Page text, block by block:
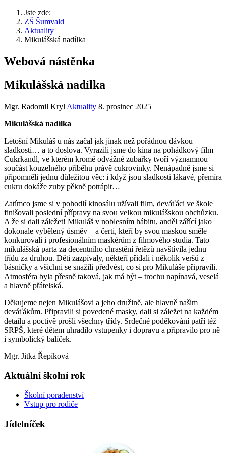
Jste zde:
ZŠ Šumvald
Aktuality
Mikulášská nadílka
Webová nástěnka
Mikulášská nadílka
Mgr. Radomil Kryl Aktuality 8. prosinec 2025
Mikulášská nadílka
Letošní Mikuláš u nás začal jak jinak než pořádnou dávkou
sladkosti… a to doslova. Vyrazili jsme do kina na pohádkový film
Cukrkandl, ve kterém kromě odvážné zubařky tvoří významnou
součást kouzelného příběhu právě cukrovinky. Nenápadně jsme si
připomněli jednu důležitou věc: i když jsou sladkosti lákavé, přemíra
cukru dokáže zuby pěkně potrápit…
Zatímco jsme si v pohodlí kinosálu užívali film, deváťáci ve škole
finišovali poslední přípravy na svou velkou mikulášskou obchůzku.
A že si dali záležet! Mikuláš v noblesním hábitu, anděl zářící jako
dokonale vybělený úsměv – a čerti, kteří by svou maskou směle
konkurovali i profesionálním maskérům z filmového studia. Tato
mikulášská parta za decentního chrastění řetězů navštívila jednu
třídu za druhou. Děti zazpívaly, někteří přidali i několik veršů z
básničky a všichni se snažili předvést, co si pro Mikuláše připravili.
Atmosféra byla přesně taková, jak má být – trochu napínavá, veselá
a hlavně přátelská.
Děkujeme nejen Mikulášovi a jeho družině, ale hlavně našim
deváťákům. Připravili si povedené masky, dali si záležet na každém
detailu a poctivě prošli všechny třídy. Srdečné poděkování patří též
SRPŠ, které dětem uhradilo vstupenky i dopravu a připravilo pro ně
i symbolický balíček.
Mgr. Jitka Řepíková
Aktuální školní rok
Školní poradenství
Vstup pro rodiče
Jídelníček